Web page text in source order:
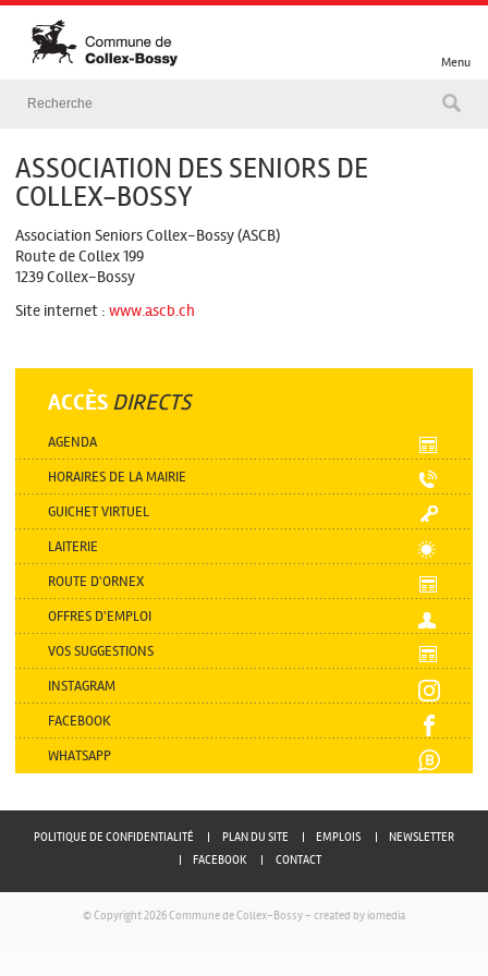
Menu
ASSOCIATION DES SENIORS DE
COLLEX-BOSSY
Association Seniors Collex-Bossy (ASCB)
Route de Collex 199
1239 Collex-Bossy
Site internet :www.ascb.ch
ACCÈS DIRECTS
AGENDA
HORAIRES DE LA MAIRIE
GUICHET VIRTUEL
LAITERIE
ROUTE D'ORNEX
OFFRES D'EMPLOI
VOS SUGGESTIONS
INSTAGRAM
FACEBOOK
WHATSAPP
POLITIQUE DE CONFIDENTIALITÉ PLAN DU SITE EMPLOIS
NEWSLETTER
FACEBOOK
CONTACT
© Copyright 2026 Commune de Collex-Bossy - created by iomedia